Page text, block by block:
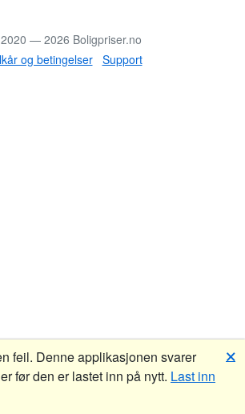
— 2026 Boligpriser.no
og betingelser
Support
feil. Denne applikasjonen svarer
før den er lastet inn på nytt. Last inn
🗙